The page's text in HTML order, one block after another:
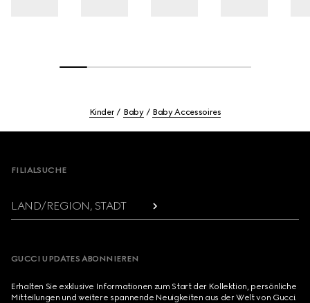
Kinder Baby Baby Accessoires
FILIALSUCHE
LAND/REGION, STADT
GUCCI UPDATES ABONNIEREN
Erhalten Sie exklusive Informationen zum Start der Kollektion, persönliche
Mitteilungen und weitere spannende Neuigkeiten aus der Welt von Gucci.